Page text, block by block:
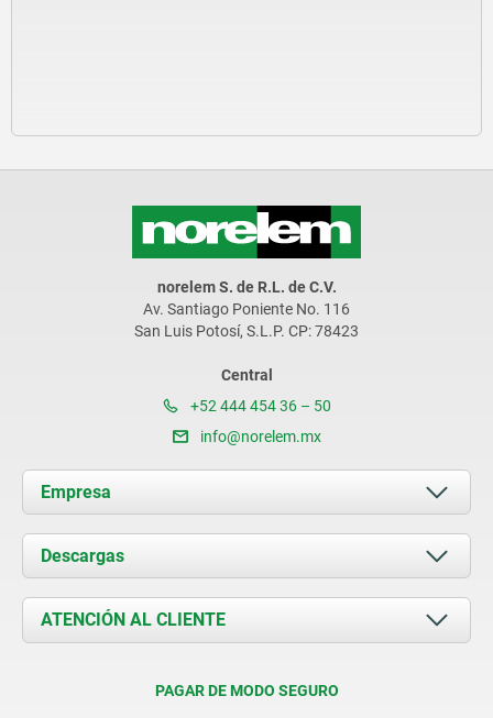
norelem S. de R.L. de C.V.
Av. Santiago Poniente No. 116
San Luis Potosí, S.L.P. CP: 78423
Central
+52 444 454 36 – 50
info@norelem.mx
Empresa
Acerca de nosotros
Novedades
Contacto
Descargas
Documents
ATENCIÓN AL CLIENTE
PAGAR DE MODO SEGURO